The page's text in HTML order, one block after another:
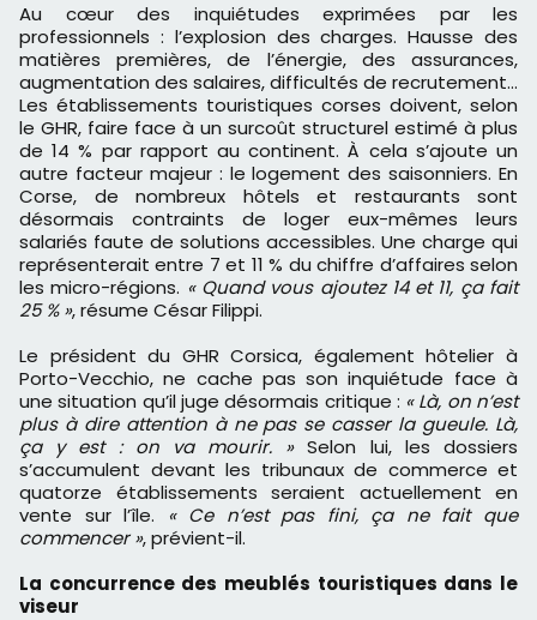
Au cœur des inquiétudes exprimées par les
professionnels : l’explosion des charges. Hausse des
matières premières, de l’énergie, des assurances,
augmentation des salaires, difficultés de recrutement…
Les établissements touristiques corses doivent, selon
le GHR, faire face à un surcoût structurel estimé à plus
de 14 % par rapport au continent. À cela s’ajoute un
autre facteur majeur : le logement des saisonniers. En
Corse, de nombreux hôtels et restaurants sont
désormais contraints de loger eux-mêmes leurs
salariés faute de solutions accessibles. Une charge qui
représenterait entre 7 et 11 % du chiffre d’affaires selon
les micro-régions. « Quand vous ajoutez 14 et 11, ça fait
25 % », résume César Filippi.
Le président du GHR Corsica, également hôtelier à
Porto-Vecchio, ne cache pas son inquiétude face à
une situation qu’il juge désormais critique : « Là, on n’est
plus à dire attention à ne pas se casser la gueule. Là,
ça y est : on va mourir. »Selon lui, les dossiers
s’accumulent devant les tribunaux de commerce et
quatorze établissements seraient actuellement en
vente sur l’île.
« Ce n’est pas fini, ça ne fait que
commencer », prévient-il.
La concurrence des meublés touristiques dans le
viseur